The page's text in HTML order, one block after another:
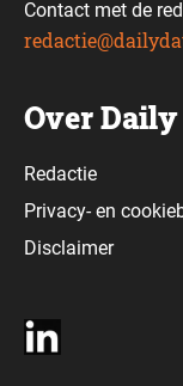
Contact met de
Over Daily
Redactie
Privacy-en
Disclaimer